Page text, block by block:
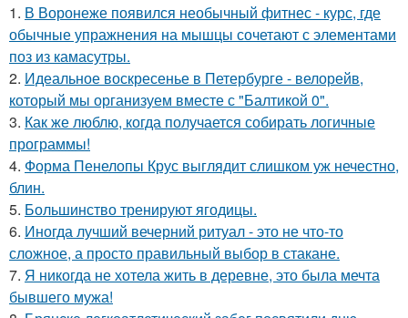
1. В Воронеже появился необычный фитнес - курс, где
обычные упражнения на мышцы сочетают с элементами
поз из камасутры.
2. Идеальное воскресенье в Петербурге - велорейв,
который мы организуем вместе с "Балтикой 0".
3. Как же люблю, когда получается собирать логичные
программы!
4. Форма Пенелопы Крус выглядит слишком уж нечестно,
блин.
5. Большинство тренируют ягодицы.
6. Иногда лучший вечерний ритуал - это не что-то
сложное, а просто правильный выбор в стакане.
7. Я никогда не хотела жить в деревне, это была мечта
бывшего мужа!